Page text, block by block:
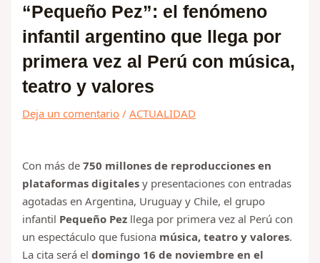
“Pequeño Pez”: el fenómeno
infantil argentino que llega por
primera vez al Perú con música,
teatro y valores
Deja un comentario /ACTUALIDAD
Con más de750 millones de reproducciones en
plataformas digitales y presentaciones con entradas
agotadas en Argentina, Uruguay y Chile, el grupo
infantil Pequeño Pez llega por primera vez al Perú con
un espectáculo que fusiona música, teatro y valores.
La cita será eldomingo 16 de noviembre en el